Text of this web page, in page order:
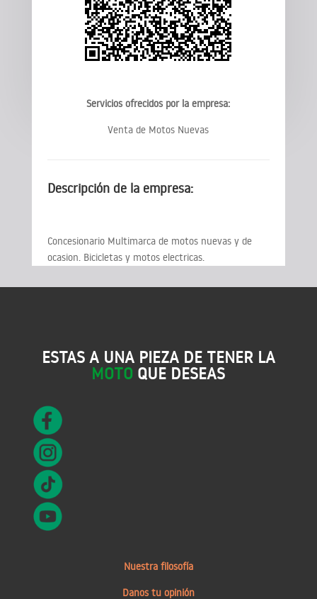
Servicios ofrecidos por la empresa:
Venta de Motos Nuevas
Descripción de la empresa:
Concesionario Multimarca de motos nuevas y de
ocasion. Bicicletas y motos electricas.
ESTAS A UNA PIEZA DE TENER LA
MOTO QUE DESEAS
Nuestra filosofía
Danos tu opinión